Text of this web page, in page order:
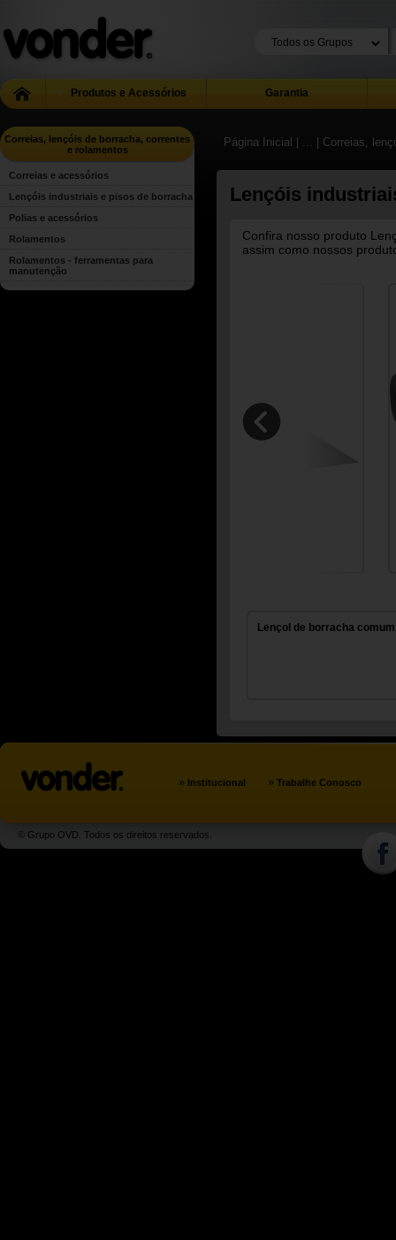
Produtos e Acessórios Garantia
Correias, lençóis de borracha, correntes
e rolamentos
Correias e acessórios
Lençóis industriais e pisos de borracha
Polias e acessórios
Rolamentos
Rolamentos - ferramentas para
manutenção
Página Inicial | ... | Correias,
Lençóis
Confira nosso produto
assim como nossos
Lençol de borracha
» Institucional » Trabalhe Conosco
© Grupo OVD. Todos os direitos reservados.